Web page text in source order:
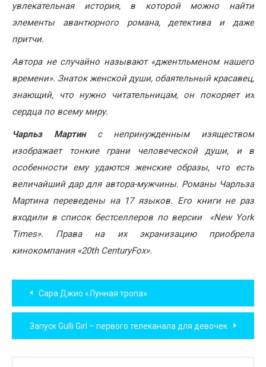
увлекательная история, в которой можно найти
элементы авантюрного романа, детектива и даже
притчи.
Автора не случайно называют «джентльменом нашего
времени». Знаток женской души, обаятельный красавец,
знающий, что нужно читательницам, он покоряет их
сердца по всему миру.
Чарльз Мартин с непринужденным изяществом
изображает тонкие грани человеческой души, и в
особенности ему удаются женские образы, что есть
величайший дар для автора-мужчины. Романы Чарльза
Мартина переведены на 17 языков. Его книги не раз
входили в список бестселлеров по версии «New York
Times». Права на их экранизацию приобрела
кинокомпания «20th CenturyFox».
Навигация
по
записям
Сара Джио «Лунная тропа»
Запуск Gulli Girl – первого телеканала для девочек